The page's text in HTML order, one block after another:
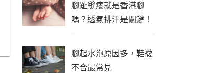
腳趾縫癢就是香港腳
嗎？透氣排汗是關鍵！
腳起水泡原因多，鞋襪
不合最常見